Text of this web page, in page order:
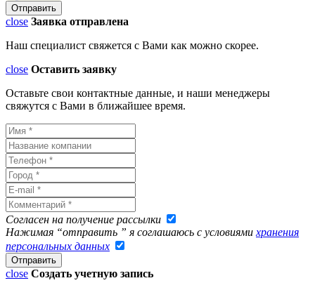
close Заявка отправлена
Наш специалист свяжется с Вами как можно скорее.
close Оставить заявку
Оставьте свои контактные данные, и наши менеджеры
свяжутся с Вами в ближайшее время.
Согласен на получение рассылки
Нажимая “отправить ” я соглашаюсь с условиями хранения
персональных данных
close Создать учетную запись